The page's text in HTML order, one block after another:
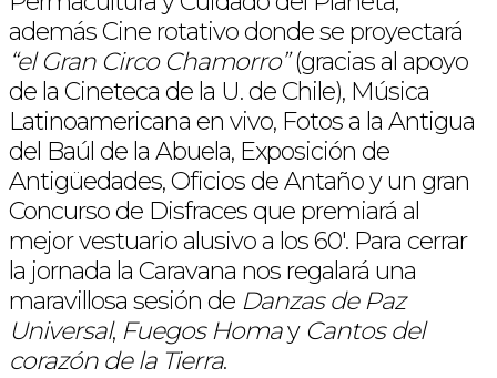
además Cine rotativo donde se proyectará
“el Gran Circo Chamorro”(gracias al apoyo
de la Cineteca de la U. de Chile), Música
Latinoamericana en vivo, Fotos a la Antigua
del Baúl de la Abuela, Exposición de
Antigüedades, Oficios de Antaño y un gran
Concurso de Disfraces que premiará al
mejor vestuario alusivo a los 60′. Para cerrar
la jornada la Caravana nos regalará una
maravillosa sesión de Danzas de Paz
Universal, Fuegos Homay Cantos del
corazón de la Tierra.